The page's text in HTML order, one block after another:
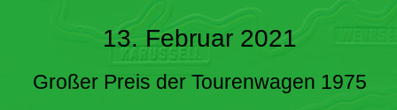
13. Februar 2021
Großer Preis der Tourenwagen 1975